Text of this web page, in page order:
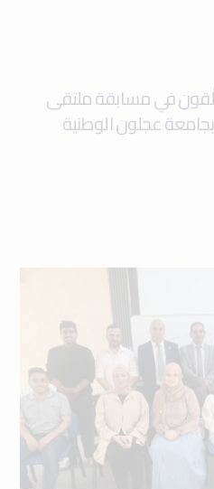
في مسابقة ملتقى
عجلون الوطنية